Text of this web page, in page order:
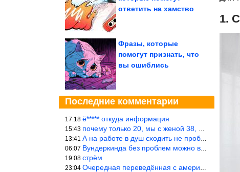
ответить на хамство
Фразы, которые
помогут признать, что
вы ошиблись
Последние комментарии
17:18 ё***** откуда информация
15:43 почему только 20, мы с женой 38, называется ртутной свадьбой, гр
13:41 А на работе в душ сходить не пробовали?
06:07 Вундеркинда без проблем можно вырастить всего-то с максимально р
19:08 стрём
23:04 Очередная переведённая с американского статья. Не работает эта ф
1.